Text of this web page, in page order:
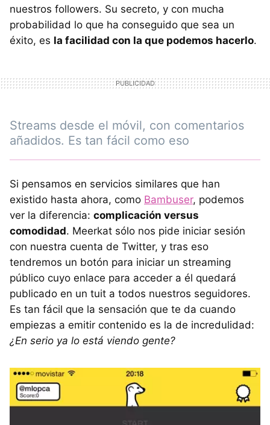
nuestros followers. Su secreto, y con mucha
probabilidad lo que ha conseguido que sea un
éxito, es la facilidad con la que podemos hacerlo.
Streams desde el móvil, con comentarios
añadidos. Es tan fácil como eso
Si pensamos en servicios similares que han
existido hasta ahora, como Bambuser, podemos
ver la diferencia: complicación versus
comodidad. Meerkat sólo nos pide iniciar sesión
con nuestra cuenta de Twitter, y tras eso
tendremos un botón para iniciar un streaming
público cuyo enlace para acceder a él quedará
publicado en un tuit a todos nuestros seguidores.
Es tan fácil que la sensación que te da cuando
empiezas a emitir contenido es la de incredulidad:
¿En serio ya lo está viendo gente?